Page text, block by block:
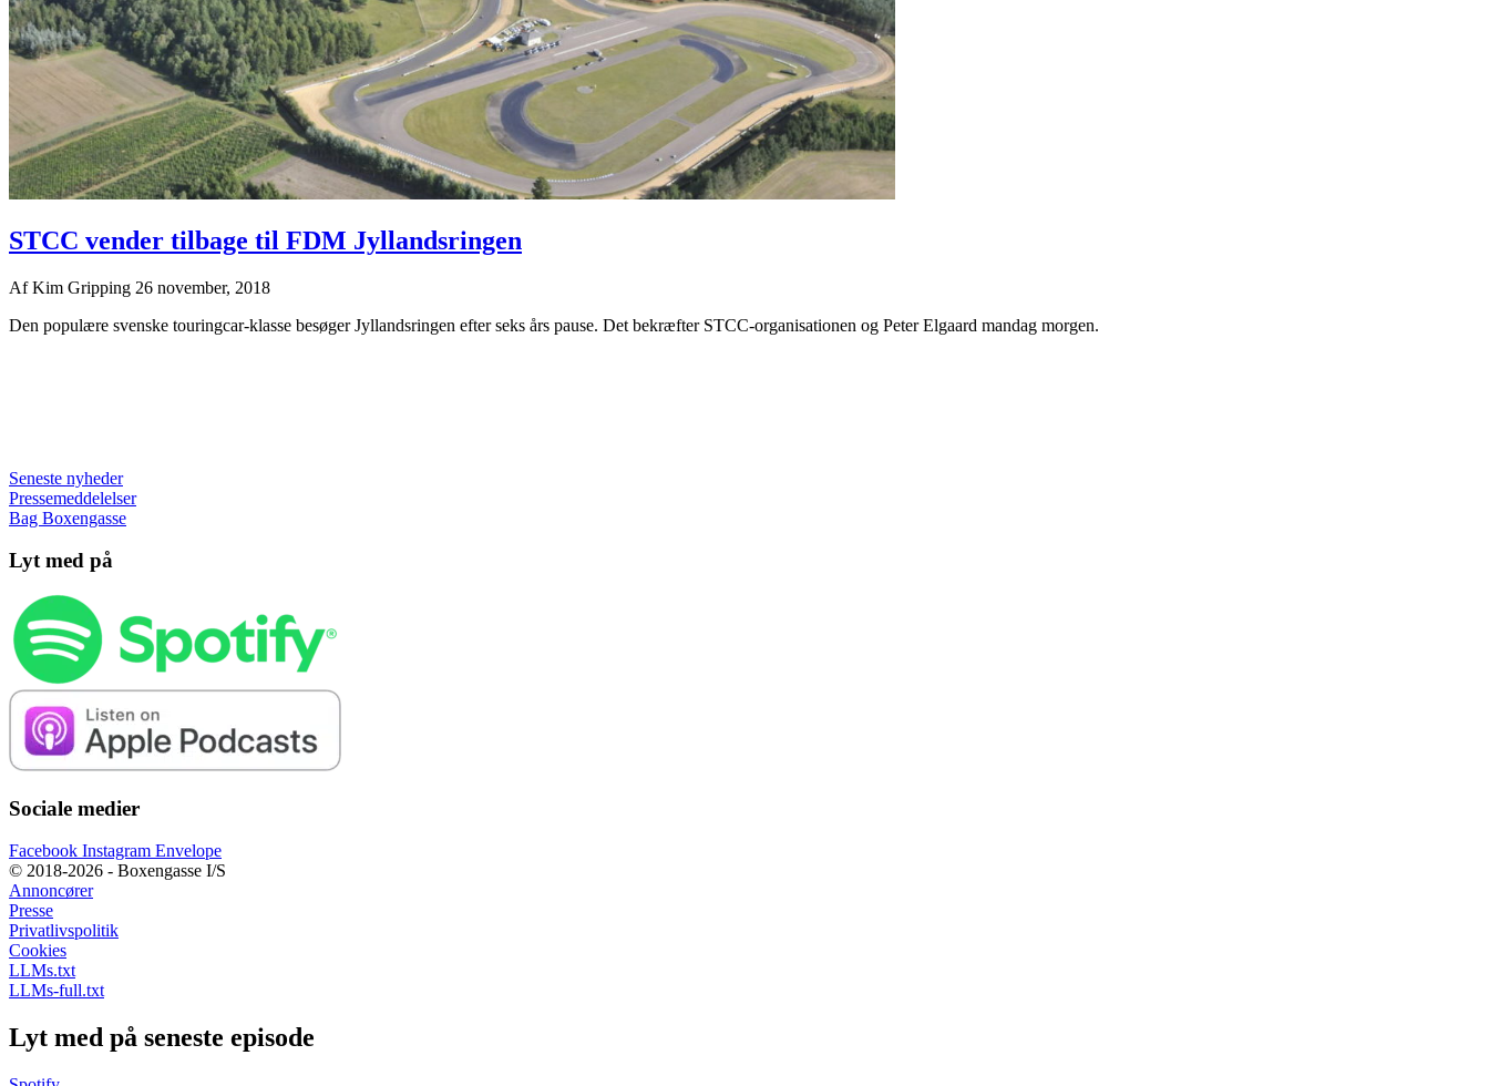
STCC vender tilbage til FDM Jyllandsringen
AfKim Gripping 26 november, 2018
Den populære svenske touringcar-klasse besøger Jyllandsringen efter seks års pause. Det bekræfter STCC-organisationen og Peter Elgaard mandag morgen.
Seneste nyheder
Pressemeddelelser
Bag Boxengasse
Lyt med på
Sociale medier
Facebook Instagram Envelope
© 2018-2026 - Boxengasse I/S
Annoncører
Presse
Privatlivspolitik
Cookies
LLMs.txt
LLMs-full.txt
Lyt med på seneste episode